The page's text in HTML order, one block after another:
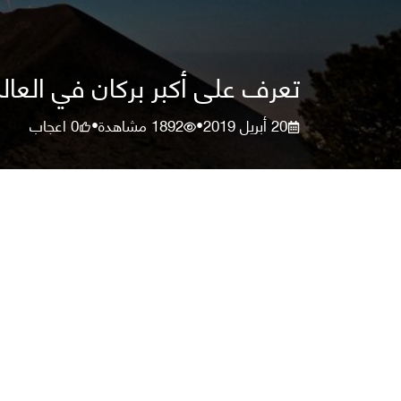
تعرف على أكبر بركان في
20 أبريل 2019 •
1892 مشاهدة•
0اعجاب